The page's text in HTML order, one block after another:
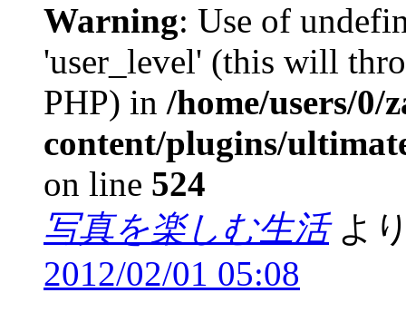
Warning: Use of
'user_level' (this will
PHP) in /home/users/0/
content/plugins/
on line 524
写真を楽しむ生活 よ
2012/02/01 05:08